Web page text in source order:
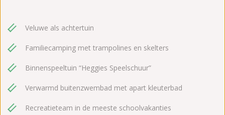
Veluwe als achtertuin
Familiecamping met trampolines en skelters
Binnenspeeltuin “Heggies Speelschuur”
Verwarmd buitenzwembad met apart kleuterbad
Recreatieteam in de meeste schoolvakanties